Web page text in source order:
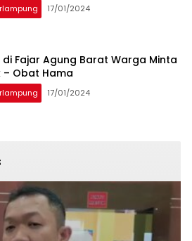
17/01/2024
di Fajar Agung Barat Warga Minta
– Obat Hama
17/01/2024